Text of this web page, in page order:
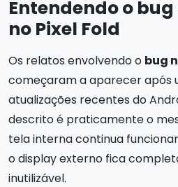
Entendendo o
no Pixel Fold
Os relatos envolvendo o bug
começaram a aparecer após
atualizações recentes do
descrito é praticamente o
tela interna continua
o display externo fica
inutilizável.